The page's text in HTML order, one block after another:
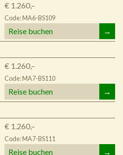
€ 1.260,–
Code: MA6-BS109
Reise buchen
→
€ 1.260,–
Code: MA7-BS110
Reise buchen
→
€ 1.260,–
Code: MA7-BS111
Reise buchen →